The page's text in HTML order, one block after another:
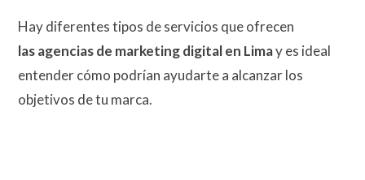
Hay diferentes tipos de servicios que ofrecen
lasagencias de marketing digital en Limay es ideal
entender cómo podrían ayudarte a alcanzar los
objetivos de tu marca.